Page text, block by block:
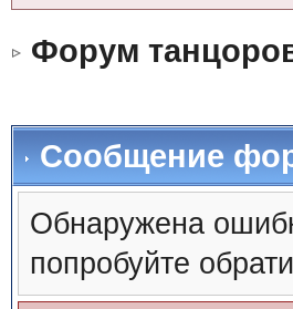
Форум
Сообщение
Обнаружена
попробуйте